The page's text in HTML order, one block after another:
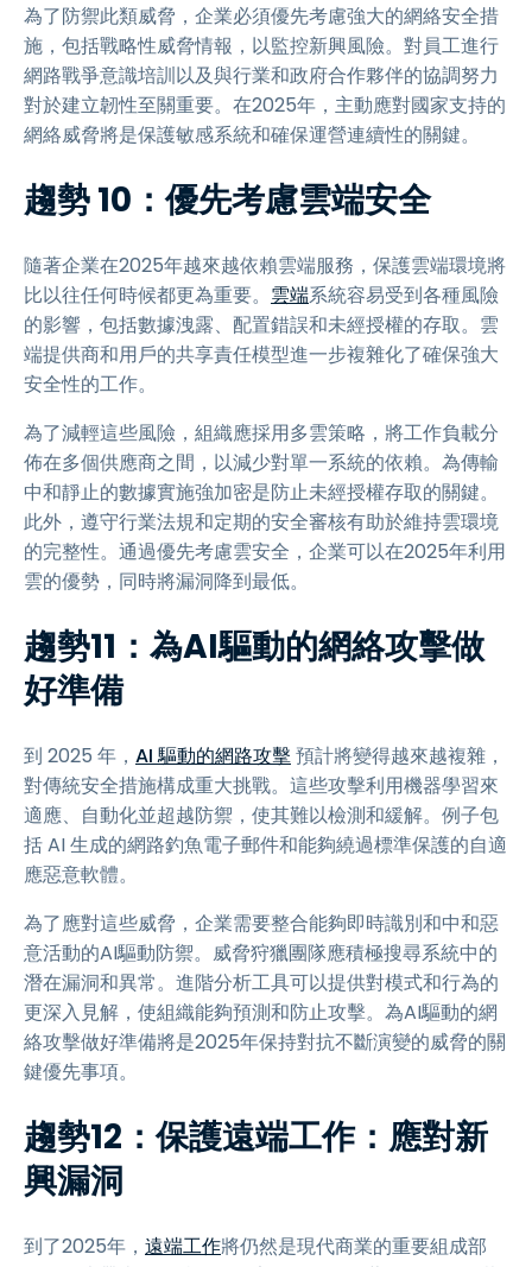
為了防禦此類威脅，企業必須優先考慮強大的網絡安全措
施，包括戰略性威脅情報，以監控新興風險。對員工進行
網路戰爭意識培訓以及與行業和政府合作夥伴的協調努力
對於建立韌性至關重要。在2025年，主動應對國家支持的
網絡威脅將是保護敏感系統和確保運營連續性的關鍵。
趨勢 10：優先考慮雲端安全
隨著企業在2025年越來越依賴雲端服務，保護雲端環境將
比以往任何時候都更為重要。 雲端系統容易受到各種風險
的影響，包括數據洩露、配置錯誤和未經授權的存取。雲
端提供商和用戶的共享責任模型進一步複雜化了確保強大
安全性的工作。
為了減輕這些風險，組織應採用多雲策略，將工作負載分
佈在多個供應商之間，以減少對單一系統的依賴。為傳輸
中和靜止的數據實施強加密是防止未經授權存取的關鍵。
此外，遵守行業法規和定期的安全審核有助於維持雲環境
的完整性。通過優先考慮雲安全，企業可以在2025年利用
雲的優勢，同時將漏洞降到最低。
趨勢11：為AI驅動的網絡攻擊做
好準備
到 2025 年， AI 驅動的網路攻擊預計將變得越來越複雜，
對傳統安全措施構成重大挑戰。這些攻擊利用機器學習來
適應、自動化並超越防禦，使其難以檢測和緩解。例子包
括 AI 生成的網路釣魚電子郵件和能夠繞過標準保護的自適
應惡意軟體。
為了應對這些威脅，企業需要整合能夠即時識別和中和惡
意活動的AI驅動防禦。威脅狩獵團隊應積極搜尋系統中的
潛在漏洞和異常。進階分析工具可以提供對模式和行為的
更深入見解，使組織能夠預測和防止攻擊。為AI驅動的網
絡攻擊做好準備將是2025年保持對抗不斷演變的威脅的關
鍵優先事項。
趨勢12：保護遠端工作：應對新
興漏洞
到了2025年， 遠端工作將仍然是現代商業的重要組成部